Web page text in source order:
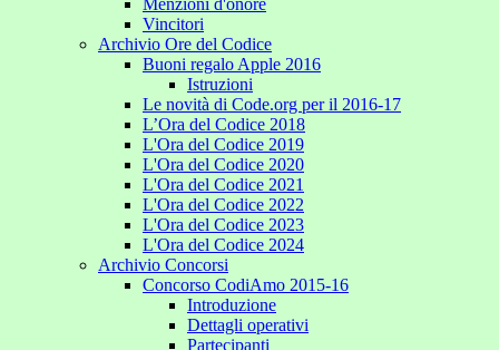
Menzioni d'onore
Vincitori
Archivio Ore del Codice
Buoni regalo Apple 2016
Istruzioni
Le novità di Code.org per il 2016-17
L’Ora del Codice 2018
L'Ora del Codice 2019
L'Ora del Codice 2020
L'Ora del Codice 2021
L'Ora del Codice 2022
L'Ora del Codice 2023
L'Ora del Codice 2024
Archivio Concorsi
Concorso CodiAmo 2015-16
Introduzione
Dettagli operativi
Partecipanti